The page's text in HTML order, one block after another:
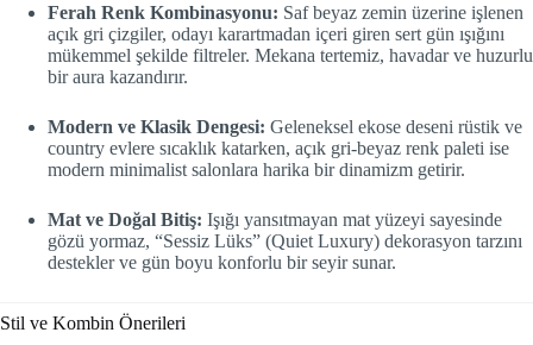
Ferah Renk Kombinasyonu: Saf beyaz zemin üzerine işlenen
açık gri çizgiler, odayı karartmadan içeri giren sert gün ışığını
mükemmel şekilde filtreler. Mekana tertemiz, havadar ve huzurlu
bir aura kazandırır.
Modern ve Klasik Dengesi: Geleneksel ekose deseni rüstik ve
country evlere sıcaklık katarken, açık gri-beyaz renk paleti ise
modern minimalist salonlara harika bir dinamizm getirir.
Mat ve Doğal Bitiş: Işığı yansıtmayan mat yüzeyi sayesinde
gözü yormaz, “Sessiz Lüks” (Quiet Luxury) dekorasyon tarzını
destekler ve gün boyu konforlu bir seyir sunar.
Stil ve Kombin Önerileri